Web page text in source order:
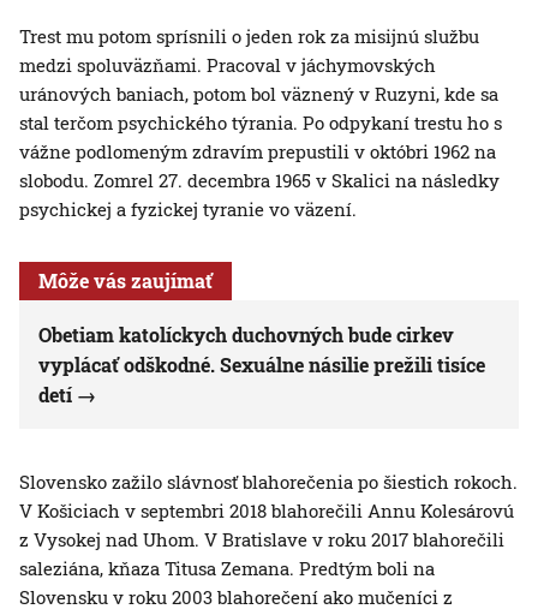
Trest mu potom sprísnili o jeden rok za misijnú službu
medzi spoluväzňami. Pracoval v jáchymovských
uránových baniach, potom bol väznený v Ruzyni, kde sa
stal terčom psychického týrania. Po odpykaní trestu ho s
vážne podlomeným zdravím prepustili v októbri 1962 na
slobodu. Zomrel 27. decembra 1965 v Skalici na následky
psychickej a fyzickej tyranie vo väzení.
Môže vás zaujímať
Obetiam katolíckych duchovných bude cirkev
vyplácať odškodné. Sexuálne násilie prežili tisíce
detí
Slovensko zažilo slávnosť blahorečenia po šiestich rokoch.
V Košiciach v septembri 2018 blahorečili Annu Kolesárovú
z Vysokej nad Uhom. V Bratislave v roku 2017 blahorečili
saleziána, kňaza Titusa Zemana. Predtým boli na
Slovensku v roku 2003 blahorečení ako mučeníci z